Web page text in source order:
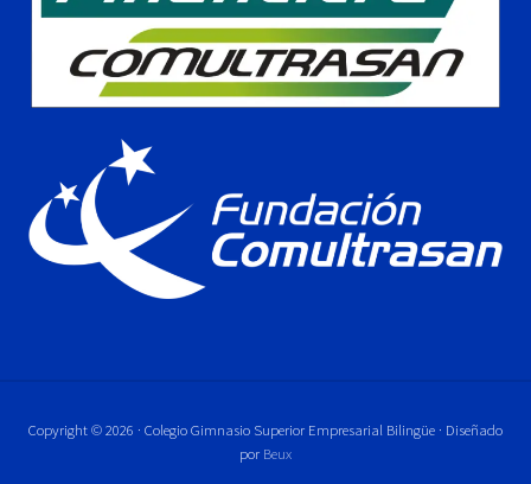
Copyright © 2026 · Colegio Gimnasio Superior Empresarial Bilingüe · Diseñado
por Beux